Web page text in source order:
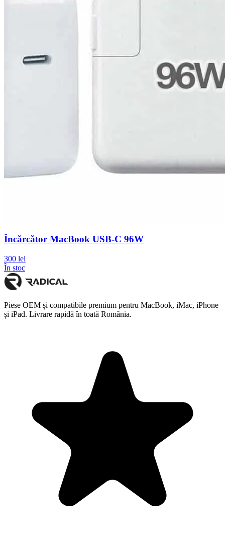
Încărcător MacBook USB-C 96W
300 lei
În stoc
Piese OEM și compatibile premium pentru MacBook, iMac, iPhone
și iPad. Livrare rapidă în toată România.